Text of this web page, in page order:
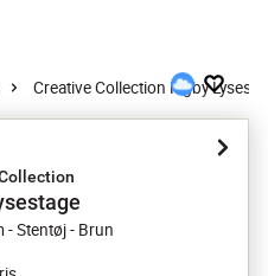
Creative Collection Rigby
- Stentøj - Brun